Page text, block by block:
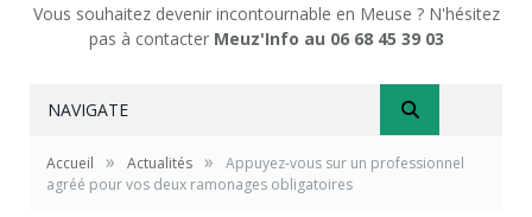
Vous souhaitez devenir incontournable en Meuse ? N'hésitez
pas à contacter Meuz'Info au 06 68 45 39 03
NAVIGATE
Accueil » Actualités »
Appuyez-vous sur un professionnel
agréé pour vos deux ramonages obligatoires